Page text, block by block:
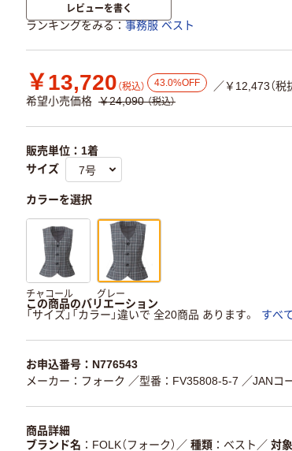
レビューを書く
ランキングをみる 事務服 ベスト
￥13,720 （税込） 43.0%OFF
／￥12,473（税
希望小売価格 ￥24,090 （税込）
販売単位：1着
サイズ
カラーを選択
チャコール グレー
この商品のバリエーション
「サイズ」「カラー」違いで 全20商品 あります。
すべ
お申込番号：N776543
メーカー：フォーク ／型番：FV35808-5-7 ／JANコ
商品詳細
ブランド名
FOLK（フォーク） ／ 種類 ベスト ／ 対象